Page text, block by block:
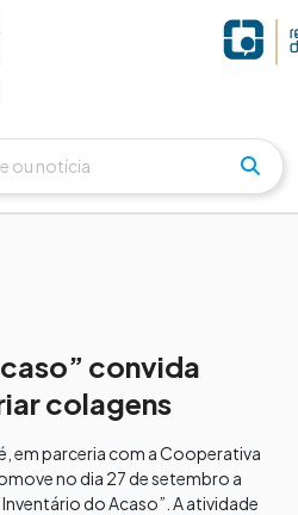
convida
colagens
em parceria com a Cooperativa
no dia 27 de setembro a
do Acaso”. A atividade